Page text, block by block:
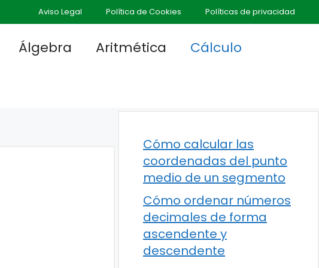
Aviso Legal Política de Cookies Políticas de privacidad
Álgebra Aritmética
Cálculo
Cómo calcular las
coordenadas del punto
medio de un segmento
Cómo ordenar números
decimales de forma
ascendente y
descendente